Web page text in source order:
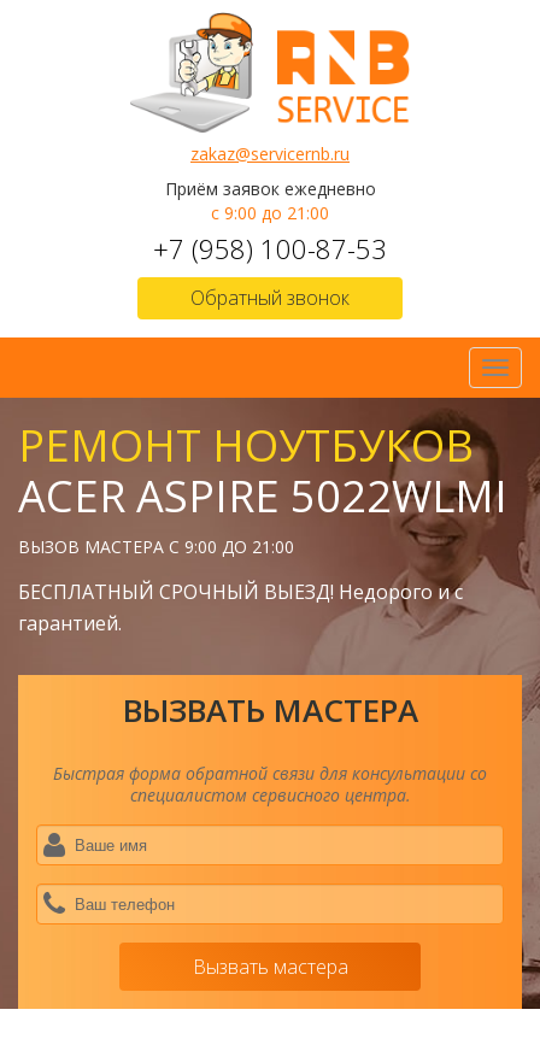
zakaz@servicernb.ru
Приём заявок ежедневно
с 9:00 до 21:00
+7 (958) 100-87-53
Обратный звонок
РЕМОНТ НОУТБУКОВ
ACER ASPIRE 5022WLMI
ВЫЗОВ МАСТЕРА С 9:00 ДО 21:00
БЕСПЛАТНЫЙ СРОЧНЫЙ ВЫЕЗД! Недорого и с
гарантией.
ВЫЗВАТЬ МАСТЕРА
Быстрая форма обратной связи для консультации со
специалистом сервисного центра.
Вызвать мастера